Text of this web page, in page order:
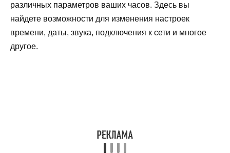
различных параметров ваших часов. Здесь вы
найдете возможности для изменения настроек
времени, даты, звука, подключения к сети и многое
другое.